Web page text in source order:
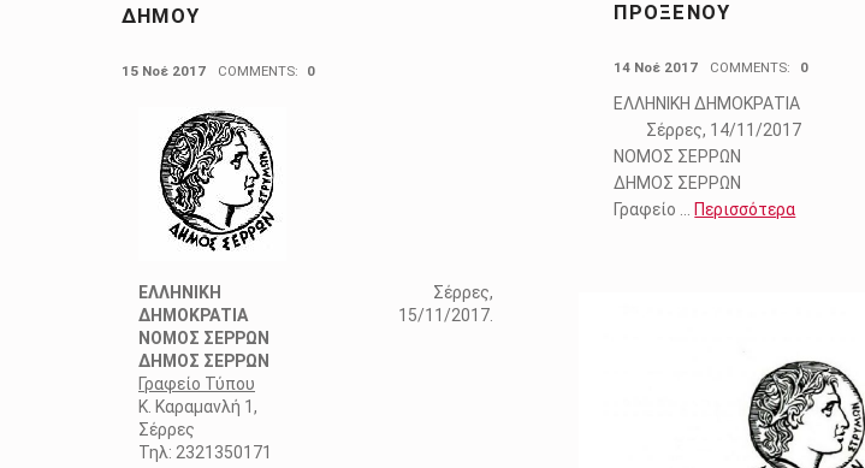
ΔΉΜΟΥ
15 Νοέ 2017 COMMENTS: 0
ΕΛΛΗΝΙΚΗ
ΔΗΜΟΚΡΑΤΙΑ
ΝΟΜΟΣ ΣΕΡΡΩΝ
ΔΗΜΟΣ ΣΕΡΡΩΝ
Γραφείο Τύπου
Κ. Καραμανλή 1,
Σέρρες
Τηλ: 2321350171
Σέρρες,
15/11/2017.
ΠΡΟΞΈΝΟΥ
14 Νοέ 2017 COMMENTS: 0
ΕΛΛΗΝΙΚΗ
Σέρρες, 14/11/2017
ΝΟΜΟΣ ΣΕΡΡΩΝ
ΔΗΜΟΣ ΣΕΡΡΩN
Γραφείο … Περισσότερα